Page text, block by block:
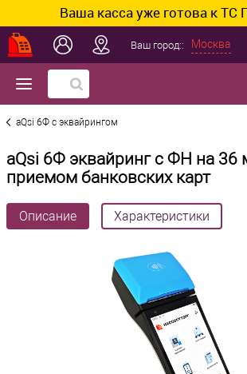
Ваша касса уже готова к ТС
Ваш город:: Москва
aQsi 6Ф с эквайрингом
aQsi 6Ф эквайринг с ФН на 36
приемом банковских карт
Описание Характеристики